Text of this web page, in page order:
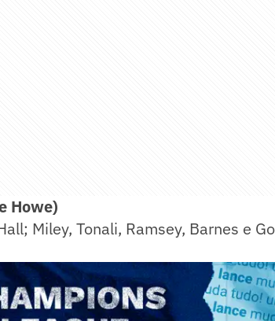
Howe)
Miley, Tonali, Ramsey, Barnes e